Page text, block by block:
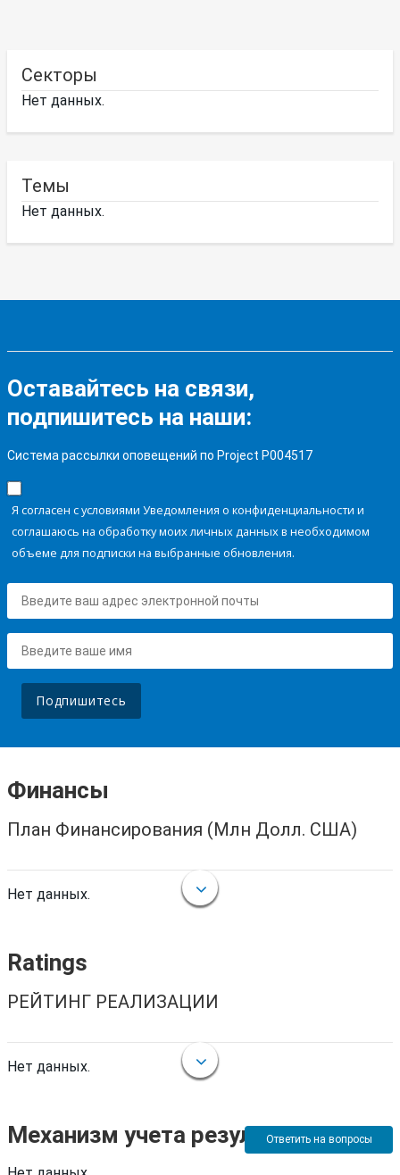
Секторы
Нет данных.
Темы
Нет данных.
Оставайтесь на связи,
подпишитесь на наши:
Система рассылки оповещений по Project P004517
Я согласен с условиями Уведомления о конфиденциальности и
соглашаюсь на обработку моих личных данных в необходимом
объеме для подписки на выбранные обновления.
Подпишитесь
Финансы
План Финансирования (Млн Долл. США)
Нет данных.
Ratings
РЕЙТИНГ РЕАЛИЗАЦИИ
Нет данных.
Механизм учета результатов
Ответить на вопросы